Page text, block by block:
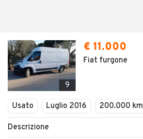
9
€ 11.000
Fiat furgone
Usato Luglio 2016 200.000 km
Descrizione